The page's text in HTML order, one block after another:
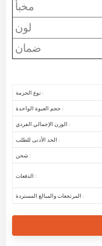
مخبأ
لون
ضمان
نوع الحزمة :
حجم العبوة الواحدة :
الوزن الإجمالي الفردي :
الحد الأدنى للطلب :
شحن :
الدفعات :
المرتجعات والمبالغ المستردة :